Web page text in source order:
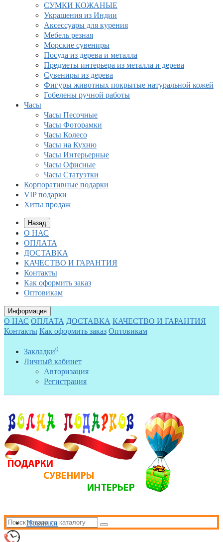
СУМКИ КОЖАНЫЕ
Украшения из Индии
Аксессуары для курения
Мебель резная
Морские сувениры
Посуда из дерева и металла
Предметы интерьера из металла и дерева
Сувениры из дерева
Фигуры животных покрытые натуральной кожей
Гобелены ручной работы
Часы
Часы Песочные
Часы Фоторамки
Часы Колесо
Часы на Кухню
Часы Интерьерные
Часы Офисные
Часы Статуэтки
Корпоративные подарки
VIP подарки
Хиты продаж
Назад
О НАС
ОПЛАТА
ДОСТАВКА
КАЧЕСТВО И ГАРАНТИЯ
Контакты
Как оформить заказ
Оптовикам
Информация
О НАС ОПЛАТА ДОСТАВКА КАЧЕСТВО И ГАРАНТИЯ
Контакты Как оформить заказ Оптовикам
Закладки0
Личный кабинет
Авторизация
Регистрация
Новинки